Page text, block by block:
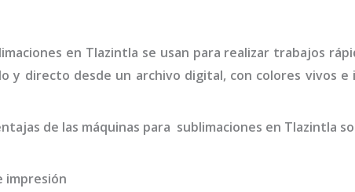
en Tlazintla se usan para realizar trabajos
y directo desde un archivo digital, con colores vivos
de las máquinas para sublimaciones en Tlazintla
impresión